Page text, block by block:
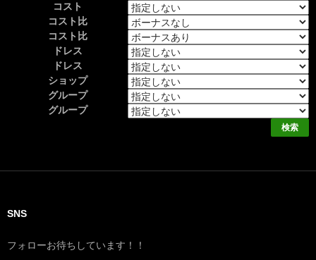
コスト
コスト比
コスト比
ドレス
ドレス
ショップ
グループ
グループ
SNS
フォローお待ちしています！！